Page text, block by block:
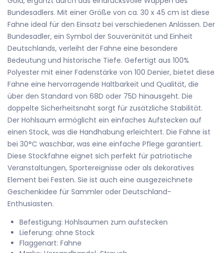
Bundesadlers. Mit einer Größe von ca. 30 x 45 cm ist diese
Fahne ideal für den Einsatz bei verschiedenen Anlässen. Der
Bundesadler, ein Symbol der Souveränität und Einheit
Deutschlands, verleiht der Fahne eine besondere
Bedeutung und historische Tiefe. Gefertigt aus 100%
Polyester mit einer Fadenstärke von 100 Denier, bietet diese
Fahne eine hervorragende Haltbarkeit und Qualität, die
über den Standard von 68D oder 75D hinausgeht. Die
doppelte Sicherheitsnaht sorgt für zusätzliche Stabilität.
Der Hohlsaum ermöglicht ein einfaches Aufstecken auf
einen Stock, was die Handhabung erleichtert. Die Fahne ist
bei 30°C waschbar, was eine einfache Pflege garantiert.
Diese Stockfahne eignet sich perfekt für patriotische
Veranstaltungen, Sportereignisse oder als dekoratives
Element bei Festen. Sie ist auch eine ausgezeichnete
Geschenkidee für Sammler oder Deutschland-
Enthusiasten.
Befestigung: Hohlsaumen zum aufstecken
Lieferung: ohne Stock
Flaggenart: Fahne